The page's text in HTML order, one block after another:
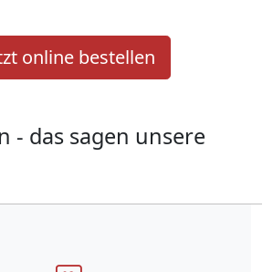
online bestellen
- das sagen unsere